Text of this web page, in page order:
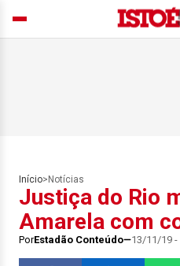
Início> Notícias
Justiça do Rio
Amarela com
PorEstadão Conteúdo 13/11/19 -